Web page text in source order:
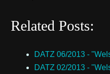
Related Posts:
DATZ 06/2013 -
DATZ 02/2013 -